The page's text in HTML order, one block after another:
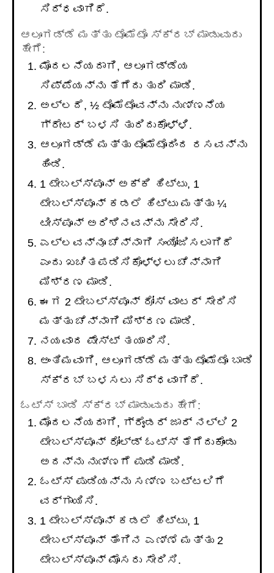
ಸಿದ್ಧವಾಗಿದೆ.
ಆಲೂಗಡ್ಡೆ ಮತ್ತು ಟೊಮೆಟೊ ಸ್ಕ್ರಬ್ ಮಾಡುವುದು
ಹೇಗೆ:
ಮೊದಲನೆಯದಾಗಿ, ಆಲೂಗಡ್ಡೆಯ
ಸಿಪ್ಪೆಯನ್ನು ತೆಗೆದು ತುರಿ ಮಾಡಿ.
ಅಲ್ಲದೆ, ½ ಟೊಮೆಟೊವನ್ನು ನುಣ್ಣನೆಯ
ಗ್ರೇಟರ್ ಬಳಸಿ ತುರಿದುಕೊಳ್ಳಿ.
ಆಲೂಗಡ್ಡೆ ಮತ್ತು ಟೊಮೆಟೊದಿಂದ ರಸವನ್ನು
ಹಿಂಡಿ.
1 ಟೇಬಲ್ಸ್ಪೂನ್ ಅಕ್ಕಿ ಹಿಟ್ಟು, 1
ಟೇಬಲ್ಸ್ಪೂನ್ ಕಡಲೆ ಹಿಟ್ಟು ಮತ್ತು ¼
ಟೀಸ್ಪೂನ್ ಅರಿಶಿನವನ್ನು ಸೇರಿಸಿ.
ಎಲ್ಲವನ್ನೂ ಚೆನ್ನಾಗಿ ಸಂಯೋಜಿಸಲಾಗಿದೆ
ಎಂದು ಖಚಿತಪಡಿಸಿಕೊಳ್ಳಲು ಚೆನ್ನಾಗಿ
ಮಿಶ್ರಣ ಮಾಡಿ.
ಈಗ 2 ಟೇಬಲ್ಸ್ಪೂನ್ ರೋಸ್ ವಾಟರ್ ಸೇರಿಸಿ
ಮತ್ತು ಚೆನ್ನಾಗಿ ಮಿಶ್ರಣ ಮಾಡಿ.
ನಯವಾದ ಪೇಸ್ಟ್ ತಯಾರಿಸಿ.
ಅಂತಿಮವಾಗಿ, ಆಲೂಗಡ್ಡೆ ಮತ್ತು ಟೊಮೆಟೊ ಬಾಡಿ
ಸ್ಕ್ರಬ್ ಬಳಸಲು ಸಿದ್ಧವಾಗಿದೆ.
ಓಟ್ಸ್ ಬಾಡಿ ಸ್ಕ್ರಬ್ ಮಾಡುವುದು ಹೇಗೆ:
ಮೊದಲನೆಯದಾಗಿ, ಗ್ರೈಂಡರ್ ಜಾರ್ ನಲ್ಲಿ 2
ಟೇಬಲ್ಸ್ಪೂನ್ ರೋಲ್ಡ್ ಓಟ್ಸ್ ತೆಗೆದುಕೊಂಡು
ಅದನ್ನು ನುಣ್ಣಗೆ ಪುಡಿ ಮಾಡಿ.
ಓಟ್ಸ್ ಪುಡಿಯನ್ನು ಸಣ್ಣ ಬಟ್ಟಲಿಗೆ
ವರ್ಗಾಯಿಸಿ.
1 ಟೇಬಲ್ಸ್ಪೂನ್ ಕಡಲೆ ಹಿಟ್ಟು, 1
ಟೇಬಲ್ಸ್ಪೂನ್ ತೆಂಗಿನ ಎಣ್ಣೆ ಮತ್ತು 2
ಟೇಬಲ್ಸ್ಪೂನ್ ಮೊಸರು ಸೇರಿಸಿ.